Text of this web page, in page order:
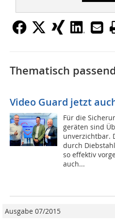
Thematisch
Video Guard jetzt
Für die
geräten sind
unverzichtbar.
durch
so effektiv
auch...
Ausgabe 07/2015